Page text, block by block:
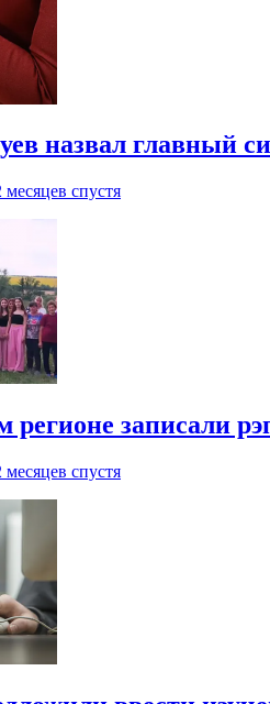
назвал главный
месяцев спустя
регионе записали
месяцев спустя